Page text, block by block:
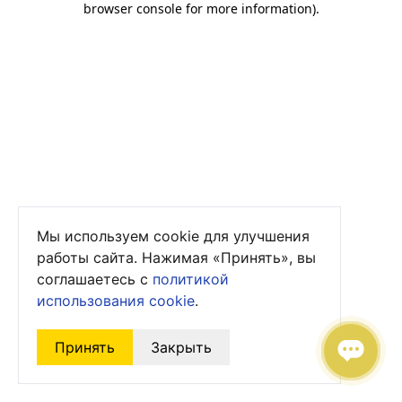
browser console for more information).
Мы используем cookie для улучшения
работы сайта. Нажимая «Принять», вы
соглашаетесь с политикой
использования cookie.
Принять Закрыть